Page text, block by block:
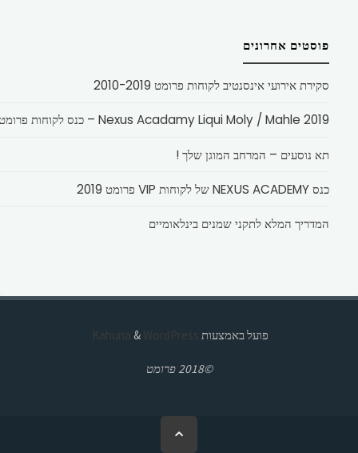
פוסטים אחרונים
סקירת אירועי אינסנטיב לקוחות פרומט 2010-2019
Nexus Acadamy Liqui Moly / Mahle 2019 – כנס לקוחות פרומט
תא נוסעים – המרחב המוגן שלך !
כנס NEXUS ACADEMY של לקוחות VIP פרומט 2019
המדריך המלא לתקני שמנים בינלאומיים
פועל באמצעות & WordPress.
©2018 פרומט
בחזרה